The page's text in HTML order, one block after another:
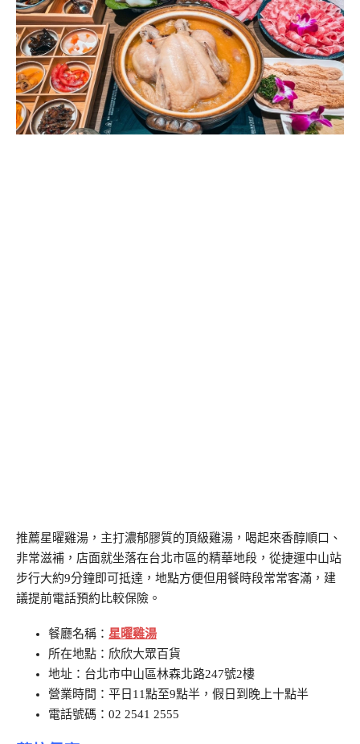
推薦星曜雞湯，主打濃郁膠質的頂級雞湯，喝起來香醇順口、
非常滋補，店面就坐落在台北市區的精華地段，從捷運中山站
步行大約9分鐘即可抵達，地點方便但用餐時段常常客滿，建
議提前電話預約比較保險。
餐廳名稱： 星曜雞湯
所在地點： 欣欣大眾百貨
地址： 台北市中山區林森北路247號2樓
營業時間：平日11點至9點半，假日到晚上十點半
電話號碼： 02 2541 2555